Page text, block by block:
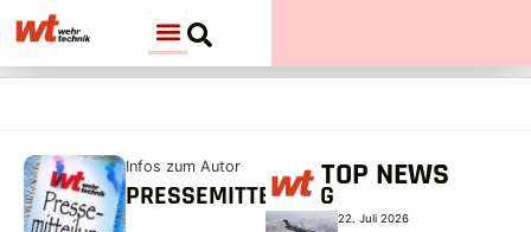
Infos zum Autor
PRESSEMITTEILUNG
TOP NEWS
22. Juli 2026